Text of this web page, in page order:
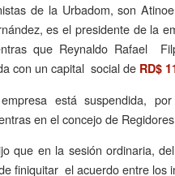
de la Urbadom, son
es el presidente de la
que Reynaldo Rafael
con un capital social de RD$
está suspendida,
en el concejo de
que en la sesión ordinaria,
finiquitar el acuerdo entre los